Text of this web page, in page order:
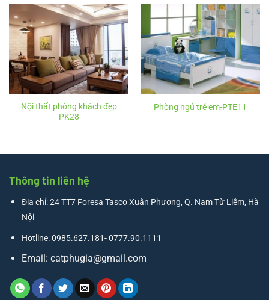
Nội thất phòng khách đẹp
PK28
Phòng ngủ trẻ em-PTE11
Thông tin liên hệ
Địa chỉ: 24 TT7 Foresa Tasco Xuân Phương, Q. Nam Từ Liêm, Hà
Nội
Hotline: 0985.627.181- 0777.90.1111
Email: catphugia@gmail.com